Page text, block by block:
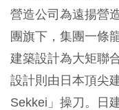
營造公司為遠揚營
團旗下，集團一條
建築設計為大矩聯
設計則由日本頂尖
Sekkei」操刀。日